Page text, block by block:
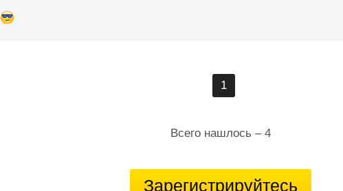
1
Всего нашлось – 4
Зарегистрируйтесь